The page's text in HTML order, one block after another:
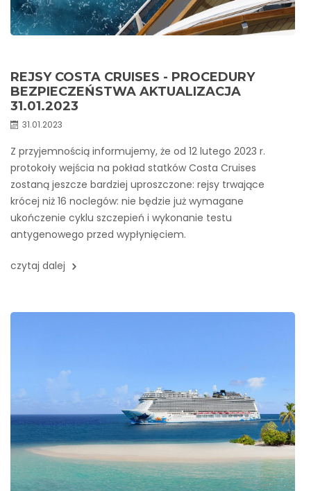
REJSY COSTA CRUISES - PROCEDURY
BEZPIECZEŃSTWA AKTUALIZACJA
31.01.2023
31.01.2023
Z przyjemnością informujemy, że od 12 lutego 2023 r.
protokoły wejścia na pokład statków Costa Cruises
zostaną jeszcze bardziej uproszczone: rejsy trwające
krócej niż 16 noclegów: nie będzie już wymagane
ukończenie cyklu szczepień i wykonanie testu
antygenowego przed wypłynięciem.
czytaj dalej